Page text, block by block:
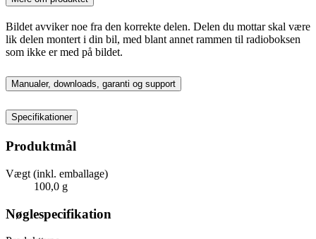
Bildet avviker noe fra den korrekte delen. Delen du mottar skal være
lik delen montert i din bil, med blant annet rammen til radioboksen
som ikke er med på bildet.
Manualer, downloads, garanti og support
Specifikationer
Produktmål
Vægt (inkl. emballage)
100,0 g
Nøglespecifikation